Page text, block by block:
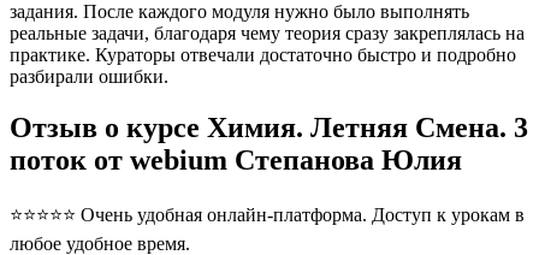
задания. После каждого модуля нужно было выполнять
реальные задачи, благодаря чему теория сразу закреплялась на
практике. Кураторы отвечали достаточно быстро и подробно
разбирали ошибки.
Отзыв о курсе Химия. Летняя Смена. 3
поток от webium Степанова Юлия
⭐⭐⭐⭐⭐ Очень удобная онлайн-платформа. Доступ к урокам в
любое удобное время.